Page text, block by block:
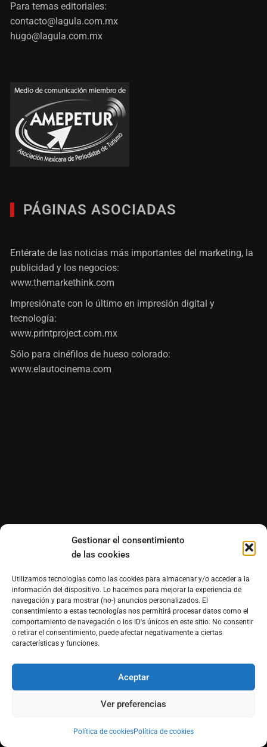
Gestionar el consentimiento
de las cookies
Utilizamos tecnologías como las cookies para almacenar y/o acceder a la
información del dispositivo. Lo hacemos para mejorar la experiencia de
navegación y para mostrar (no-) anuncios personalizados. El
consentimiento a estas tecnologías nos permitirá procesar datos como el
comportamiento de navegación o los ID's únicos en este sitio. No consentir
o retirar el consentimiento, puede afectar negativamente a ciertas
características y funciones.
Aceptar
Ver preferencias
Política de cookiesPolítica de cookies
Para temas editoriales:
contacto@lagula.com.mx
hugo@lagula.com.mx
PÁGINAS ASOCIADAS
Entérate de las noticias más importantes del marketing, la
publicidad y los negocios:
www.themarkethink.com
Impresiónate con lo último en impresión digital y
tecnología:
www.printproject.com.mx
Sólo para cinéfilos de hueso colorado:
www.elautocinema.com